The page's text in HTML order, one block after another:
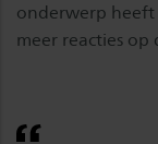
onderwerp heeft
meer reacties op